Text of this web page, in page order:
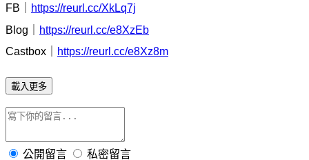
FB｜
https://reurl.cc/XkLq7j
Blog｜
https://reurl.cc/e8XzEb
Castbox｜
https://reurl.cc/e8Xz8m
載入更多
公開留言 私密留言